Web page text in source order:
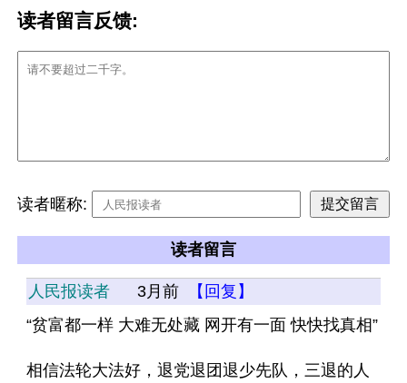
读者留言反馈:
读者暱称:
读者留言
人民报读者 3月前
【回复】
“贫富都一样 大难无处藏 网开有一面 快快找真相”
相信法轮大法好，退党退团退少先队，三退的人